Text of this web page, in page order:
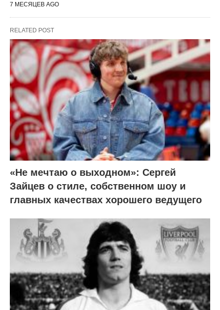
7 МЕСЯЦЕВ AGO
RELATED POST
«Не мечтаю о выходном»: Сергей
Зайцев о стиле, собственном шоу и
главных качествах хорошего ведущего